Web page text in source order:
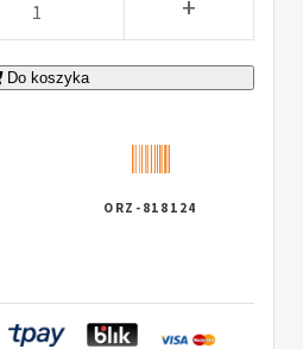
+
Do koszyka
ORZ-818124